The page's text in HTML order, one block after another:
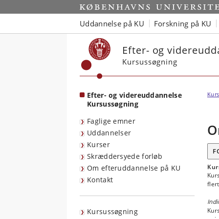
Start
Uddannelse på KU Forskning på KU
Efter- og
Kursussøgning
Efter- og videreuddannelse
Kursussøgning
Faglige emner
Uddannelser
Kurser
Skræddersyede forløb
Om efteruddannelse på KU
Kontakt
Kursussøgning